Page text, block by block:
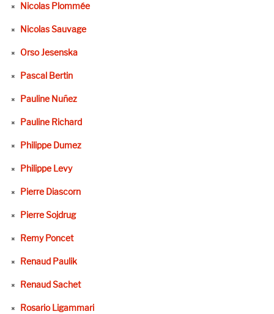
Nicolas Plommée
Nicolas Sauvage
Orso Jesenska
Pascal Bertin
Pauline Nuñez
Pauline Richard
Philippe Dumez
Philippe Levy
Pierre Diascorn
Pierre Sojdrug
Remy Poncet
Renaud Paulik
Renaud Sachet
Rosario Ligammari